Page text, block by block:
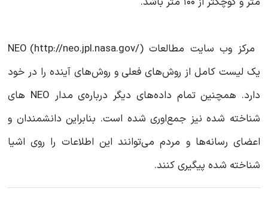
مرکز وب سایت مطالعات NEO (http://neo.jpl.nasa.gov/)
یک لیست کامل از روش‌های فعلی و روش‌های آینده را در خود
دارد. همچنین تمام داده‌های دیگر درباره‌ی مدار NEO های
شناخته شده نیز جمع‌‌اوری شده است. بنابراین دانشمندان و
اعضای رسانه‌ها و مردم می‌توانند این اطلاعات را روی اشیا
شناخته شده پیگیری کنند.